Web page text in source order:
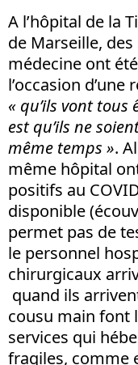
A l’hôpital de la
de Marseille,
médecine ont
l’occasion
« qu’ils vont tous
est qu’ils ne
même temps ».
même hôpital
positifs au
disponible
permet pas de
le personnel
chirurgicaux
quand ils
cousu main font
services qui
fragiles, comme